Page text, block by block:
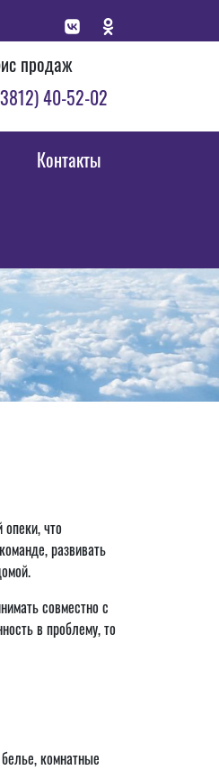
продаж
40-52-02
Контакты
что
развивать
совместно с
в проблему, то
комнатные